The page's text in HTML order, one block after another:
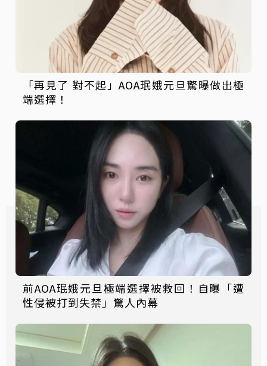
「再見了 對不起」AOA珉娥元旦驚曝做出極
端選擇！
前AOA珉娥元旦極端選擇被救回！自曝「遭
性侵被打到失禁」驚人內幕